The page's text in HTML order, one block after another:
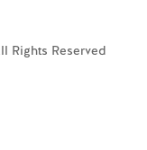
Rights Reserved